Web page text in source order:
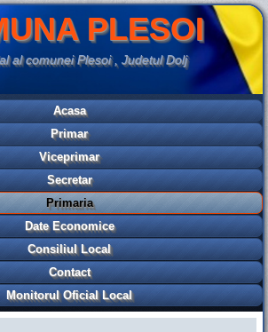
PLESOI
al comunei Plesoi , Judetul Dolj
Acasa
Primar
Viceprimar
Secretar
Primaria
Date Economice
Consiliul Local
Contact
Monitorul Oficial Local